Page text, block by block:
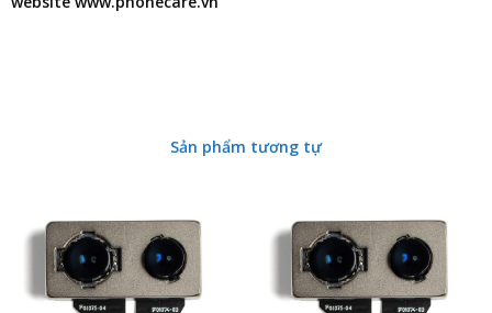
Sản phẩm tương tự